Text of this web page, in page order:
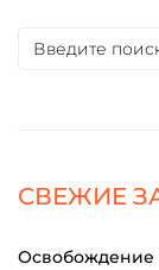
СВЕЖИЕ
Освобождение